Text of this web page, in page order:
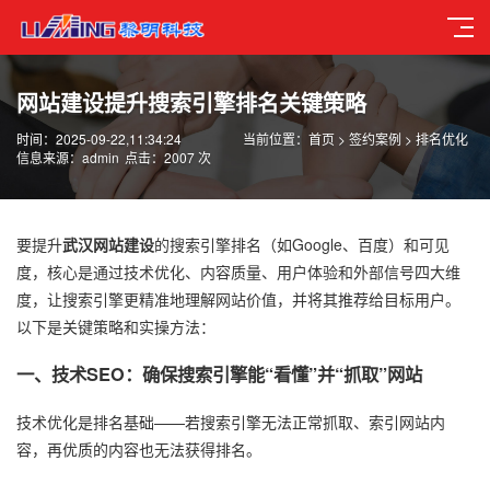
网站建设提升搜索引擎排名关键策略
当前位置： 首页 > 签约案例 > 排名优化
时间：2025-09-22,11:34:24
信息来源：admin 点击：2007 次
要提升武汉网站建设的搜索引擎排名（如Google、百度）和可见
度，核心是通过技术优化、内容质量、用户体验和外部信号四大维
度，让搜索引擎更精准地理解网站价值，并将其推荐给目标用户。
以下是关键策略和实操方法：
一、技术SEO：确保搜索引擎能“看懂”并“抓取”网站
技术优化是排名基础——若搜索引擎无法正常抓取、索引网站内
容，再优质的内容也无法获得排名。